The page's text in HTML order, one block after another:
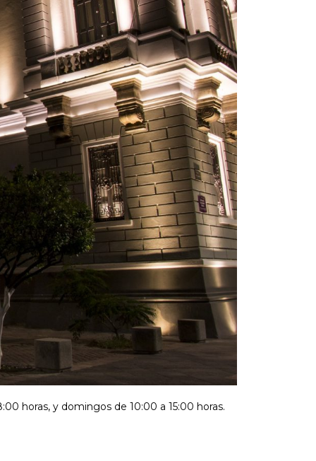
horas, y domingos de 10:00 a 15:00 horas.